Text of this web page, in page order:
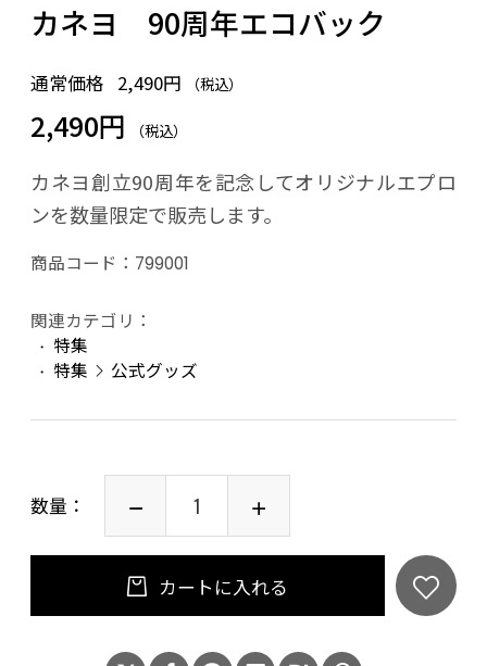
カネヨ 90周年エコバック
通常価格 2,490円 （税込）
2,490円 （税込）
カネヨ創立90周年を記念してオリジナルエプロ
ンを数量限定で販売します。
商品コード： 799001
関連カテゴリ：
特集
特集
公式グッズ
数量：
カートに入れる